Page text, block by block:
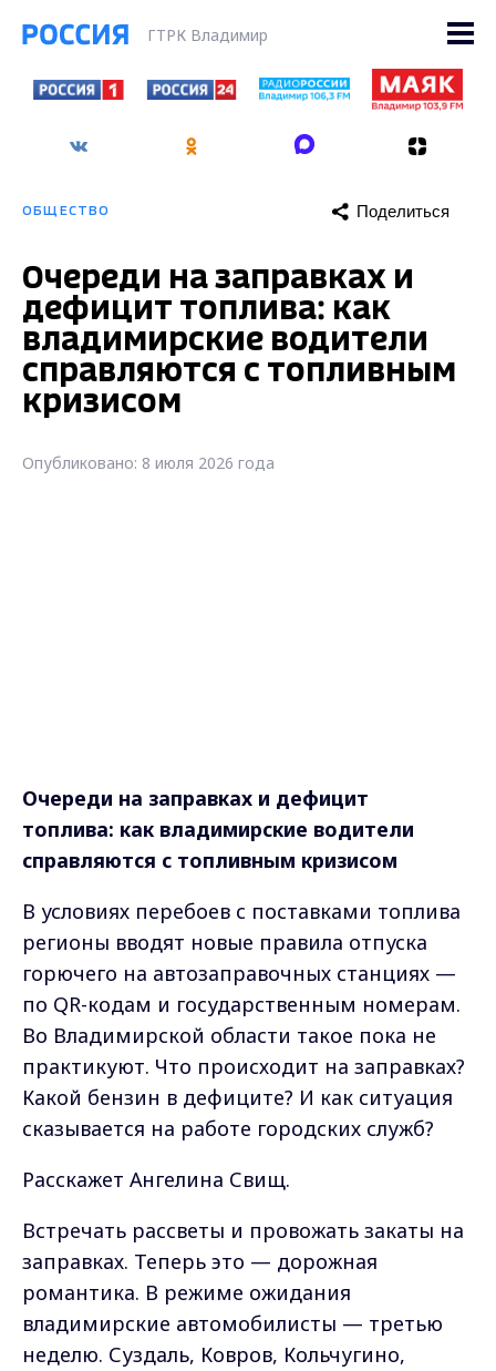
ГТРК Владимир
ОБЩЕСТВО Поделиться
Очереди на заправках и
дефицит топлива: как
владимирские водители
справляются с топливным
кризисом
Опубликовано: 8 июля 2026 года
Очереди на заправках и дефицит
топлива: как владимирские водители
справляются с топливным кризисом
В условиях перебоев с поставками топлива
регионы вводят новые правила отпуска
горючего на автозаправочных станциях —
по QR-кодам и государственным номерам.
Во Владимирской области такое пока не
практикуют. Что происходит на заправках?
Какой бензин в дефиците? И как ситуация
сказывается на работе городских служб?
Расскажет Ангелина Свищ.
Встречать рассветы и провожать закаты на
заправках. Теперь это — дорожная
романтика. В режиме ожидания
владимирские автомобилисты — третью
неделю. Суздаль, Ковров, Кольчугино,